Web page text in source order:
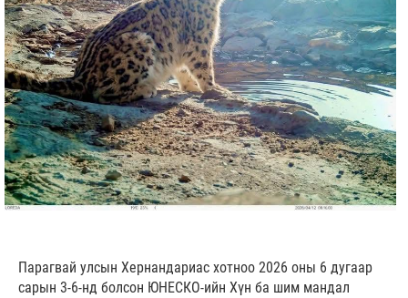
Парагвай улсын Хернандариас хотноо 2026 оны 6 дугаар
сарын 3-6-нд болсон ЮНЕСКО-ийн Хүн ба шим мандал